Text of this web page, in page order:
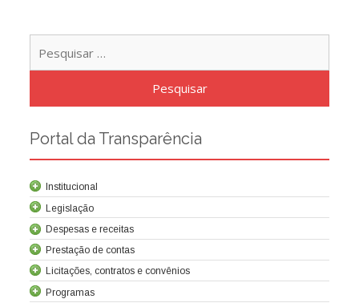
Portal da Transparência
Institucional
Legislação
Leis relacionadas
Despesas e receitas
Prestação de contas
Licitações, contratos e convênios
Programas